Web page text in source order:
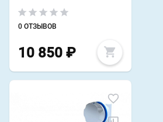
0 ОТЗЫВОВ
10 850 ₽